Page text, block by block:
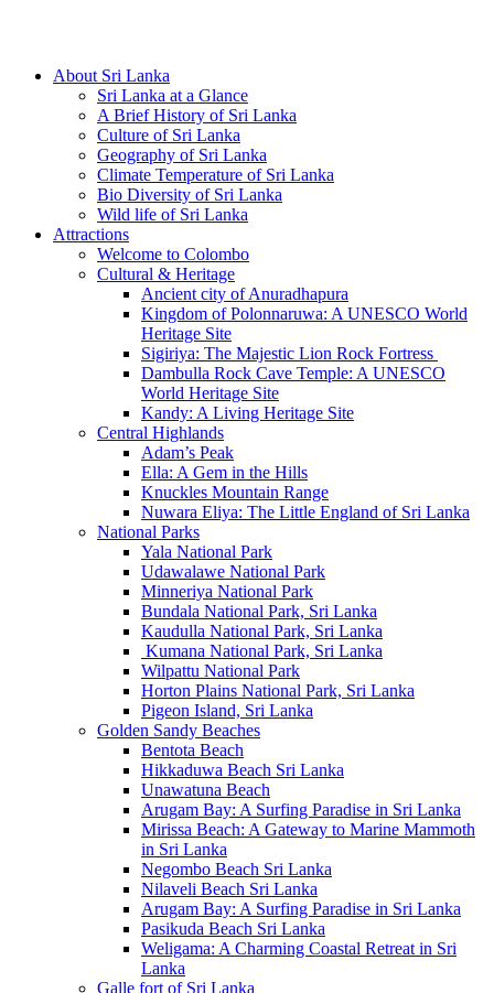
About Sri Lanka
Sri Lanka at a Glance
A Brief History of Sri Lanka
Culture of Sri Lanka
Geography of Sri Lanka
Climate Temperature of Sri Lanka
Bio Diversity of Sri Lanka
Wild life of Sri Lanka
Attractions
Welcome to Colombo
Cultural & Heritage
Ancient city of Anuradhapura
Kingdom of Polonnaruwa: A UNESCO World
Heritage Site
Sigiriya: The Majestic Lion Rock Fortress
Dambulla Rock Cave Temple: A UNESCO
World Heritage Site
Kandy: A Living Heritage Site
Central Highlands
Adam’s Peak
Ella: A Gem in the Hills
Knuckles Mountain Range
Nuwara Eliya: The Little England of Sri Lanka
National Parks
Yala National Park
Udawalawe National Park
Minneriya National Park
Bundala National Park, Sri Lanka
Kaudulla National Park, Sri Lanka
Kumana National Park, Sri Lanka
Wilpattu National Park
Horton Plains National Park, Sri Lanka
Pigeon Island, Sri Lanka
Golden Sandy Beaches
Bentota Beach
Hikkaduwa Beach Sri Lanka
Unawatuna Beach
Arugam Bay: A Surfing Paradise in Sri Lanka
Mirissa Beach: A Gateway to Marine Mammoth
in Sri Lanka
Negombo Beach Sri Lanka
Nilaveli Beach Sri Lanka
Arugam Bay: A Surfing Paradise in Sri Lanka
Pasikuda Beach Sri Lanka
Weligama: A Charming Coastal Retreat in Sri
Lanka
Galle fort of Sri Lanka